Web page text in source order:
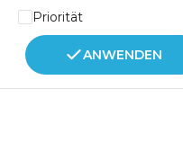
Priorität
ANWENDEN